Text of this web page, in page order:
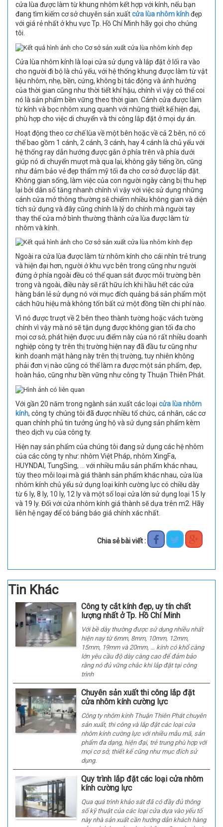
cửa lùa được làm từ khung nhôm kết hợp với kính, nếu bạn
đang tìm kiếm cơ sở chuyên sản xuấtcửa lùa nhôm kínhđẹp
với giá rẻ nhất ở khu vực Tp. Hồ Chí Minh hãy gọi cho chúng
tôi.
Cửa lùa nhôm kính là loại cửa sử dụng và lắp đặt ở lối ra vào
cho người đi bộ là chủ yếu, với hệ thống khung được làm từ vật
liệu nhôm, nhẹ, bền, cứng, không bị tác động và ảnh hưởng
của thời gian cũng như thời tiết khí hậu, chính vì vậy có thể coi
nó là sản phẩm bền vững theo thời gian. Cánh cửa được làm
từ kính và bọc nhôm xung quanh với những thiết kế hiện đại,
phù hợp cho việc di chuyển và thi công lắp đặt ở mọi dự án.
Hoạt động theo cơ chế lùa về một bên hoặc về cả 2 bên, nó có
thể bao gồm 1 cánh, 2 cánh, 3 cánh, hay 4 cánh là chủ yếu với
hệ thống ray dẫn hướng được gắn ở phía trên và phía dưới
giúp nó di chuyển mượt mà qua lại, không gây tiếng ồn, cũng
như đảm bảo vẻ đẹp thẩm mỹ tối đa cho cơ sở được lắp đặt.
Không gian sống, làm việc của con người ngày càng bị thu hẹp
lại bởi dân số tăng nhanh chính vì vậy với việc sử dụng những
cánh cửa mở thông thường sẽ chiếm nhiều không gian và diện
tích sử dụng và đây cũng chính là lý do chính mà người tay
thay thế cửa mở bình thường thành cửa lùa được làm từ
nhôm và kính.
Ngoài ra cửa lùa được làm từ nhôm kính cho cái nhìn trẻ trung
và hiện đại hơn, người ở khu vực bên trong cũng như người
đứng ở phía ngoài đều có thể quan sát được môi trường bên
trong và ngoài, điều này sẽ rất hữu ích khi hầu hết các cửa
hàng bán lẻ sử dụng nó với mục đích quảng bá sản phẩm một
cách hữu hiệu mà không tốn bất cứ một đồng tiền chi phí nào.
Vì nó được trượt về 2 bên theo thành tường hoặc vách tường
chính vì vậy mà nó sẽ tận dụng được không gian tối đa cho
mọi cơ sở, phát hiện được ưu điểm này của nó rất nhiều doanh
nghiệp công ty trên thị trường hiện nay đã đầu tư cũng như
kinh doanh mặt hàng này trên thị trường, tuy nhiên không
phải đơn vị nào cũng có thể làm ra được một sản phẩm, đẹp,
hoàn hảo, cũng như bền vững như công ty Thuận Thiên Phát.
Với gần 20 năm trong ngành sản xuất các loại cửa lùa nhôm
kính, công ty chúng tôi đã được nhiều tổ chức, cá nhân, các cơ
quan chính phủ tin tưởng ủng hộ và sử dụng sản phẩm kèm
theo dịch vụ của công ty.
Hiện nay sản phẩm của chúng tôi đang sử dụng các hệ nhôm
của các công ty như: nhôm Việt Pháp, nhôm XingFa,
HUYNDAI, TungSing, … với nhiều mẫu sản phẩm khác nhau,
tùy theo mỗi loại mà giá thành sản phẩm khác nhau, cửa lùa
nhôm kính chủ yếu sử dụng loại kính cường lực có chiều dày
từ 6 ly, 8 ly, 10 ly, 12 ly và một số loại cửa lớn sử dụng loại 15 ly
và 19 ly. Đối với cửa nhôm kính giá thành sẽ dựa trên m2. Hãy
liên hệ ngay để có bảng báo giá chính xác nhất.
Chia sẻ bài viết :
Tin Khác
Công ty cắt kính đẹp, uy tín chất
lượng nhất ở Tp. Hồ Chí Minh
Với bề dày thường được sử dụng nhiều nhất
hiện nay từ 6mm, 8mm, 10mm, 12mm,
15mm, 19mm và 20mm, … kính có khổ càng
lớn yêu cầu độ dày càng cao để đảm bảo
rằng nó đủ vững chắc khi lắp đặt tại công
trình
Chuyên sản xuất thi công lắp đặt
cửa nhôm kính cường lực
Công ty nhôm kính Thuận Thiên Phát chuyên
sản xuất, thi công và lắp đặt các loại cửa
nhôm kính cường lực với nhiều mẫu mã, sản
phẩm đa dạng, hiện đại, trẻ trung phù hợp với
mọi cơ sở, thiết kế cũng như mục đích sử
dụng.
Quy trình lắp đặt các loại cửa nhôm
kính cường lực
Qua quá trình khảo sát đã có đầy đủ thông
số kỹ thuật của các loại cửa dựa vào yếu tố
này nhà sản xuất cần hướng dẫn khách hàng